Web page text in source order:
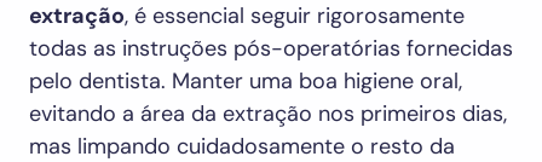
extração, é essencial seguir rigorosamente
todas as instruções pós-operatórias fornecidas
pelo dentista. Manter uma boa higiene oral,
evitando a área da extração nos primeiros dias,
mas limpando cuidadosamente o resto da